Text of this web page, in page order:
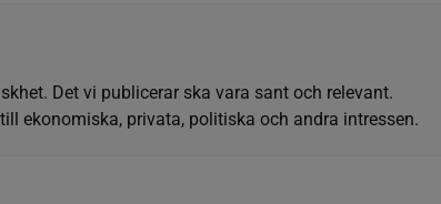
Det vi publicerar ska vara sant och relevant.
ekonomiska, privata, politiska och andra intressen.